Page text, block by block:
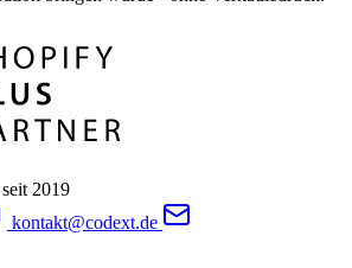
2019
kontakt@codext.de